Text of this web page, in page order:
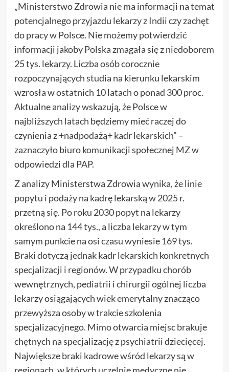
„Ministerstwo Zdrowia nie ma informacji na temat
potencjalnego przyjazdu lekarzy z Indii czy zachęt
do pracy w Polsce. Nie możemy potwierdzić
informacji jakoby Polska zmagała się z niedoborem
25 tys. lekarzy. Liczba osób corocznie
rozpoczynających studia na kierunku lekarskim
wzrosła w ostatnich 10 latach o ponad 300 proc.
Aktualne analizy wskazują, że Polsce w
najbliższych latach będziemy mieć raczej do
czynienia z +nadpodażą+ kadr lekarskich” –
zaznaczyło biuro komunikacji społecznej MZ w
odpowiedzi dla PAP.
Z analizy Ministerstwa Zdrowia wynika, że linie
popytu i podaży na kadrę lekarską w 2025 r.
przetną się. Po roku 2030 popyt na lekarzy
określono na 144 tys., a liczba lekarzy w tym
samym punkcie na osi czasu wyniesie 169 tys.
Braki dotyczą jednak kadr lekarskich konkretnych
specjalizacji i regionów. W przypadku chorób
wewnętrznych, pediatrii i chirurgii ogólnej liczba
lekarzy osiągających wiek emerytalny znacząco
przewyższa osoby w trakcie szkolenia
specjalizacyjnego. Mimo otwarcia miejsc brakuje
chętnych na specjalizację z psychiatrii dziecięcej.
Największe braki kadrowe wśród lekarzy są w